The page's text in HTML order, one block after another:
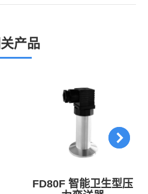
个
产品
FD80F 智能卫生型压